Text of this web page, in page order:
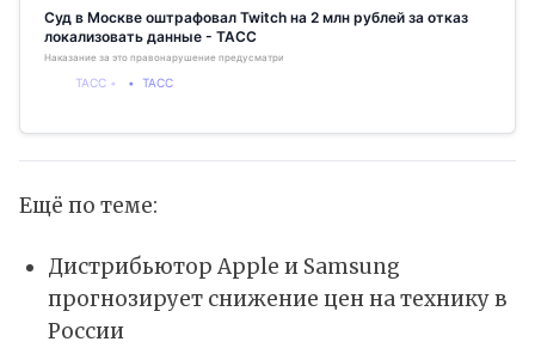
Cуд в Москве оштрафовал Twitch на 2 млн рублей за отказ
локализовать данные - ТАСС
Наказание за это правонарушение предусматривает штраф в размере от 1 до 6 млн рублей
ТАСС ТАСС
Ещё по теме:
Дистрибьютор Apple и Samsung
прогнозирует снижение цен на технику в
России